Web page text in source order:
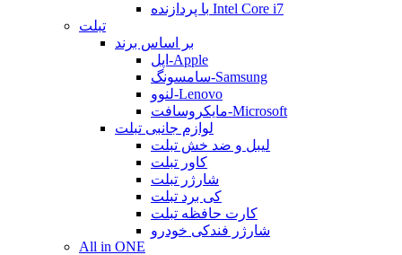
با پردازنده Intel Core i7
تبلت
بر اساس برند
اپل-Apple
سامسونگ-Samsung
لنوو-Lenovo
مایکروسافت-Microsoft
لوازم جانبی تبلت
لیبل و ضد خش تبلت
کاور تبلت
شارژر تبلت
کی برد تبلت
کارت حافظه تبلت
شارژر فندکی خودرو
All in ONE